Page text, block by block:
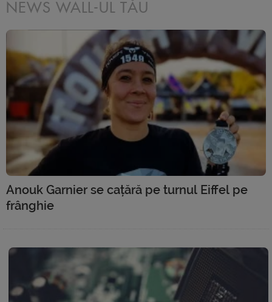
NEWS WALL-UL TĂU
Anouk Garnier se cațără pe turnul Eiffel pe
frânghie